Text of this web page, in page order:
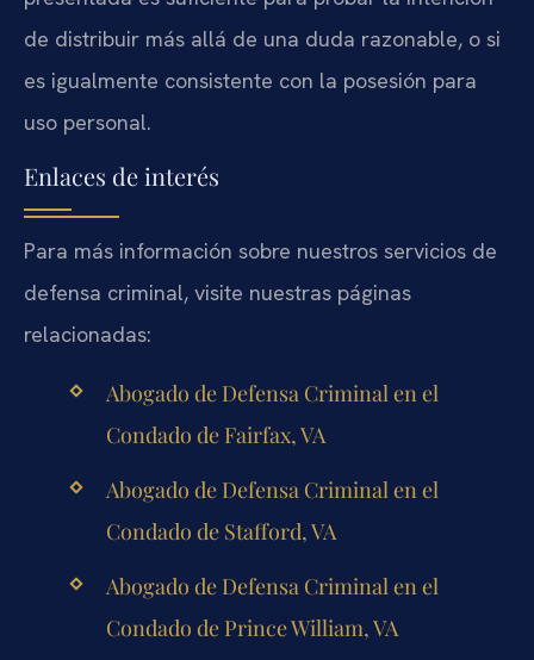
de distribuir más allá de una duda razonable, o si
es igualmente consistente con la posesión para
uso personal.
Enlaces de interés
Para más información sobre nuestros servicios de
defensa criminal, visite nuestras páginas
relacionadas:
Abogado de Defensa Criminal en el
Condado de Fairfax, VA
Abogado de Defensa Criminal en el
Condado de Stafford, VA
Abogado de Defensa Criminal en el
Condado de Prince William, VA